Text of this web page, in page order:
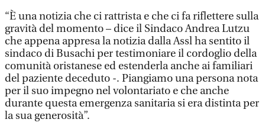
“È una notizia che ci rattrista e che ci fa riflettere sulla
gravità del momento – dice il Sindaco Andrea Lutzu
che appena appresa la notizia dalla Assl ha sentito il
sindaco di Busachi per testimoniare il cordoglio della
comunità oristanese ed estenderla anche ai familiari
del paziente deceduto -. Piangiamo una persona nota
per il suo impegno nel volontariato e che anche
durante questa emergenza sanitaria si era distinta per
la sua generosità”.